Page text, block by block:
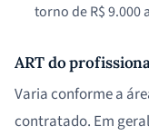
torno de R$ 9.000
ART do
Varia conforme a
contratado. Em